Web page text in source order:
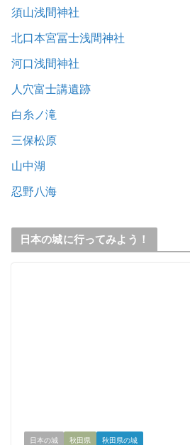
須山浅間神社
北口本宮冨士浅間神社
河口浅間神社
人穴富士講遺跡
白糸ノ滝
三保松原
山中湖
忍野八海
日本の城に行ってみよう！
日本の城 秋田県 秋田県の城